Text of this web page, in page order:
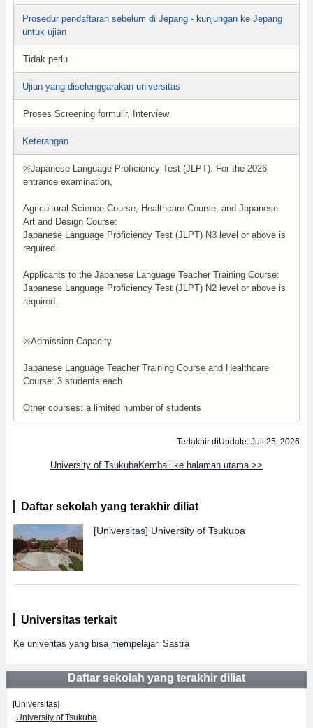
Prosedur pendaftaran sebelum di Jepang - kunjungan ke Jepang
untuk ujian
Tidak perlu
Ujian yang diselenggarakan universitas
Proses Screening formulir, Interview
Keterangan
※Japanese Language Proficiency Test (JLPT): For the 2026
entrance examination,
Agricultural Science Course, Healthcare Course, and Japanese
Art and Design Course:
Japanese Language Proficiency Test (JLPT) N3 level or above is
required.
Applicants to the Japanese Language Teacher Training Course:
Japanese Language Proficiency Test (JLPT) N2 level or above is
required.
※Admission Capacity
Japanese Language Teacher Training Course and Healthcare
Course: 3 students each
Other courses: a limited number of students
Terlakhir diUpdate: Juli 25, 2026
University of TsukubaKembali ke halaman utama >>
Daftar sekolah yang terakhir diliat
[Universitas] University of Tsukuba
Universitas terkait
Ke univeritas yang bisa mempelajari Sastra
Daftar sekolah yang terakhir diliat
[Universitas]
University of Tsukuba